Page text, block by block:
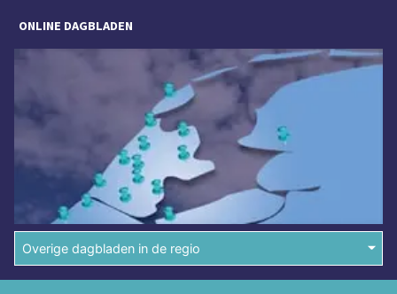
ONLINE DAGBLADEN
Overige dagbladen in de regio